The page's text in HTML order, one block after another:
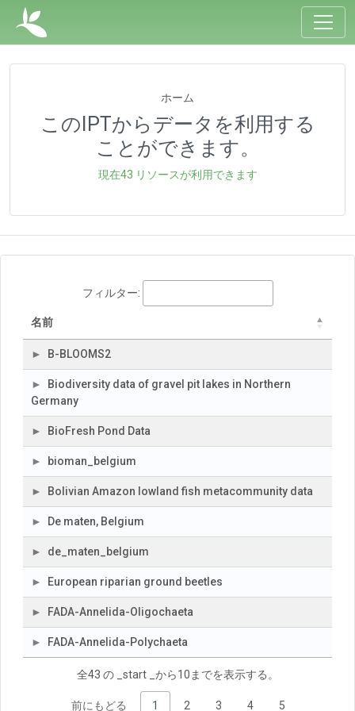
ホーム
このIPTからデータを利用する
ことができます。
現在43 リソースが利用できます
フィルター:
名前
B-BLOOMS2
Biodiversity data of gravel pit lakes in Northern
Germany
BioFresh Pond Data
bioman_belgium
Bolivian Amazon lowland fish metacommunity data
De maten, Belgium
de_maten_belgium
European riparian ground beetles
FADA-Annelida-Oligochaeta
FADA-Annelida-Polychaeta
全43 の _start _から10までを表示する。
前にもどる 1 2 3 4 5